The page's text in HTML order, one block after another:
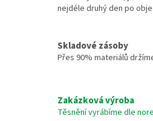
nejdéle druhý den po
Skladové zásoby
Přes 90% materiálů
Zakázková výroba
Těsnění vyrábíme dle